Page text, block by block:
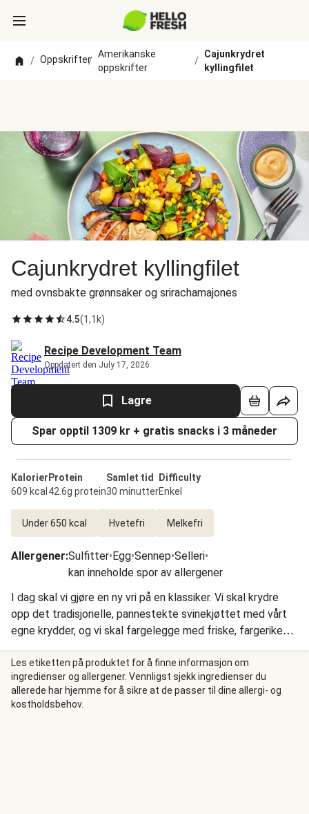
/ Oppskrifter/
Amerikanske
oppskrifter
/
Cajunkrydret
kyllingfilet
Cajunkrydret kyllingfilet
med ovnsbakte grønnsaker og srirachamajones
4.5(1,1k)
Recipe Development Team
Oppdatert den July 17, 2026
Lagre
Spar opptil 1309 kr + gratis snacks i 3 måneder
Kalorier
609 kcal
Protein
42.6g protein
Samlet tid
30 minutter
Difficulty
Enkel
Under 650 kcal Hvetefri Melkefri
Allergener:Sulfitter•Egg•Sennep•Selleri•
kan inneholde spor av allergener
I dag skal vi gjøre en ny vri på en klassiker. Vi skal krydre
opp det tradisjonelle, pannestekte svinekjøttet med vårt
egne krydder, og vi skal fargelegge med friske, fargerike
grønnsaker. Gulrot, poteter og rødløk bakes i ovnen, vi skal
riste mais og blandet det med frisk spinat. Vi topper alt
med en klatt av vår smakfulle srirachamajones.
Les etiketten på produktet for å finne informasjon om
ingredienser og allergener. Vennligst sjekk ingredienser du
allerede har hjemme for å sikre at de passer til dine allergi- og
kostholdsbehov.